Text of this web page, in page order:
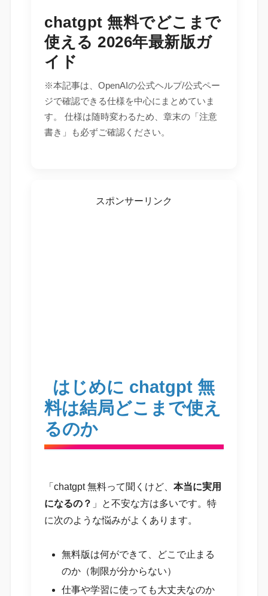
chatgpt 無料でどこまで
使える 2026年最新版ガ
イド
※本記事は、OpenAIの公式ヘルプ/公式ペー
ジで確認できる仕様を中心にまとめていま
す。 仕様は随時変わるため、章末の「注意
書き」も必ずご確認ください。
スポンサーリンク
はじめに chatgpt 無
料は結局どこまで使え
るのか
「chatgpt 無料って聞くけど、 本当に実用
になるの？ 」と不安な方は多いです。特
に次のような悩みがよくあります。
無料版は何ができて、どこで止まる
のか（制限が分からない）
仕事や学習に使っても大丈夫なのか